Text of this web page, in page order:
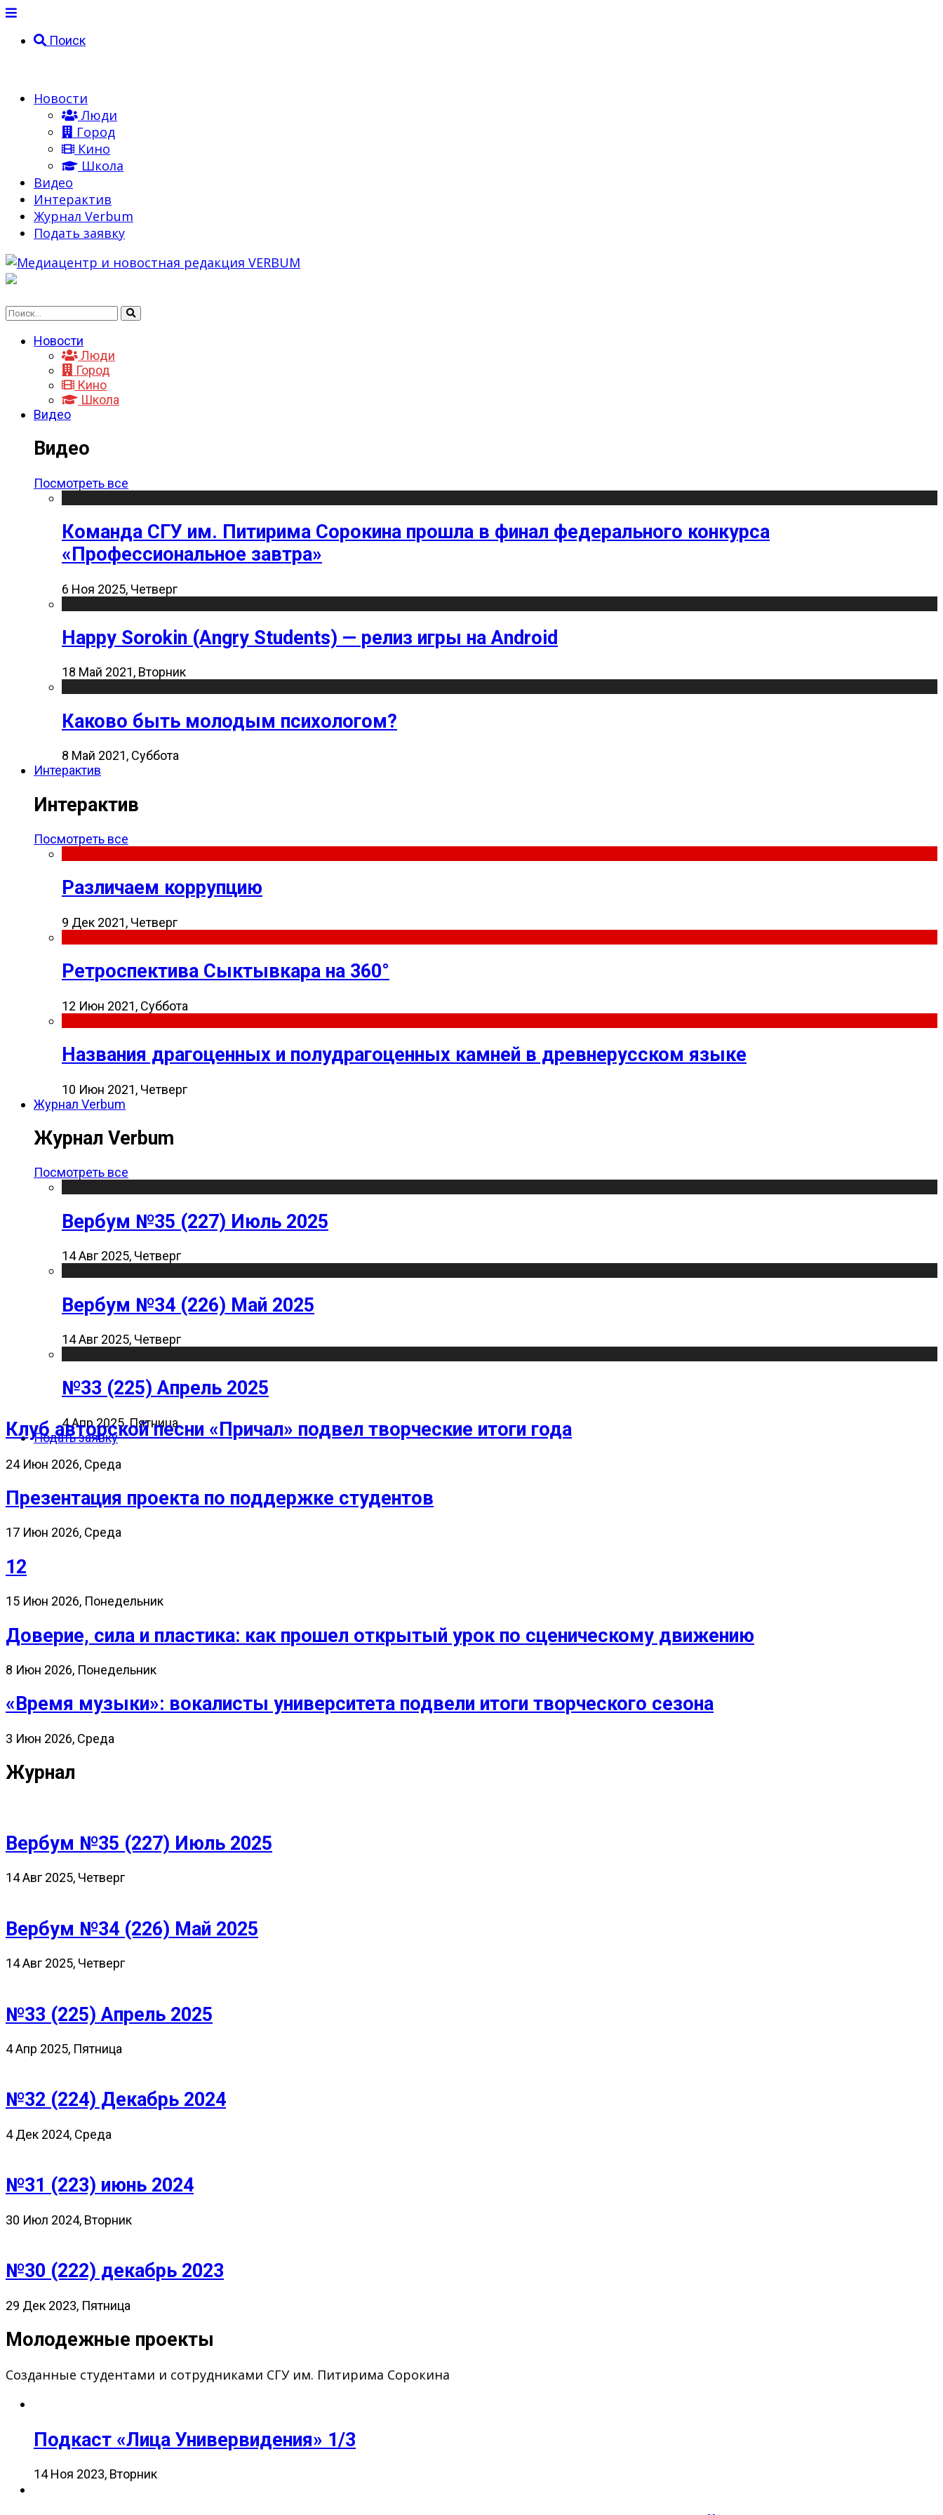
Поиск
Новости
Люди
Город
Кино
Школа
Видео
Интерактив
Журнал Verbum
Подать заявку
Новости
Люди
Город
Кино
Школа
Видео
Видео
Посмотреть все
Команда СГУ им. Питирима Сорокина прошла в финал федерального конкурса
«Профессиональное завтра»
6 Ноя 2025, Четверг
Happy Sorokin (Angry Students) — релиз игры на Android
18 Май 2021, Вторник
Каково быть молодым психологом?
8 Май 2021, Суббота
Интерактив
Интерактив
Посмотреть все
Различаем коррупцию
9 Дек 2021, Четверг
Ретроспектива Сыктывкара на 360°
12 Июн 2021, Суббота
Названия драгоценных и полудрагоценных камней в древнерусском языке
10 Июн 2021, Четверг
Журнал Verbum
Журнал Verbum
Посмотреть все
Вербум №35 (227) Июль 2025
14 Авг 2025, Четверг
Вербум №34 (226) Май 2025
14 Авг 2025, Четверг
№33 (225) Апрель 2025
4 Апр 2025, Пятница
Подать заявку
Клуб авторской песни «Причал» подвел творческие итоги года
24 Июн 2026, Среда
Презентация проекта по поддержке студентов
17 Июн 2026, Среда
12
15 Июн 2026, Понедельник
Доверие, сила и пластика: как прошел открытый урок по сценическому движению
8 Июн 2026, Понедельник
«Время музыки»: вокалисты университета подвели итоги творческого сезона
3 Июн 2026, Среда
Журнал
Вербум №35 (227) Июль 2025
14 Авг 2025, Четверг
Вербум №34 (226) Май 2025
14 Авг 2025, Четверг
№33 (225) Апрель 2025
4 Апр 2025, Пятница
№32 (224) Декабрь 2024
4 Дек 2024, Среда
№31 (223) июнь 2024
30 Июл 2024, Вторник
№30 (222) декабрь 2023
29 Дек 2023, Пятница
Молодежные проекты
Созданные студентами и сотрудниками СГУ им. Питирима Сорокина
Подкаст «Лица Универвидения» 1/3
14 Ноя 2023, Вторник